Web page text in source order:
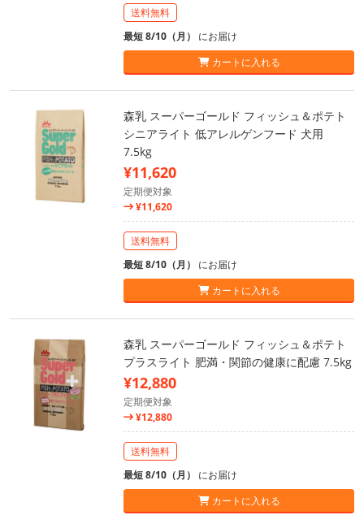
送料無料
最短 8/10（月） にお届け
カートに入れる
森乳 スーパーゴールド フィッシュ＆ポテト
シニアライト 低アレルゲンフード 犬用
7.5kg
¥11,620
定期便対象
¥11,620
送料無料
最短 8/10（月） にお届け
カートに入れる
森乳 スーパーゴールド フィッシュ＆ポテト
プラスライト 肥満・関節の健康に配慮 7.5kg
¥12,880
定期便対象
¥12,880
送料無料
最短 8/10（月） にお届け
カートに入れる